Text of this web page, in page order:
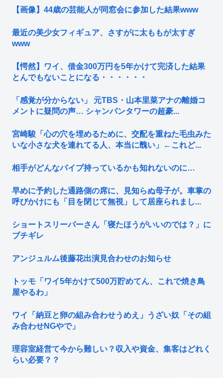
【画像】44歳の芸能人が同窓会に参加した結果www
最近の美少女フィギュア、さすがに太ももが太すぎ
www
【愕然】ワイ、借金300万円を5年かけて完済した結果
とんでもないことになる・・・・・・
「感覚が分からない」 元TBS・山本里菜アナの離婚コ
メントに疑問の声… シャンパンタワーの超豪...
宮崎駿「心の穴を埋めるために、交配を重ねた毛虫みた
いな小さな犬を連れてる人、本当に醜い」←これど...
相手がどんなパイプ持っているかも知れないのに…
早めに予約した通路側の席に、見知らぬ母子が。車掌の
呼びかけにも「目を閉じて無視」して居座られまし...
ショートスリーパーさん「寝たほうがいいのでは？」に
ブチギレ
アンジュルム後藤花出演見合わせのお知らせ
トッモ「ワイ5年かけて500万貯めてん、これで焼き鳥
屋やるわ」
ワイ「納豆と卵の組み合わせうめえ」うざい奴「その組
み合わせNGやで」
理容室経営て今から難しい？収入や資金、集客はどれく
らい必要？？